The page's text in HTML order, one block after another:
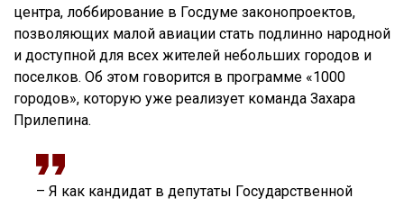
центра, лоббирование в Госдуме законопроектов,
позволяющих малой авиации стать подлинно народной
и доступной для всех жителей небольших городов и
поселков. Об этом говорится в программе «1000
городов», которую уже реализует команда Захара
Прилепина.
– Я как кандидат в депутаты Государственной